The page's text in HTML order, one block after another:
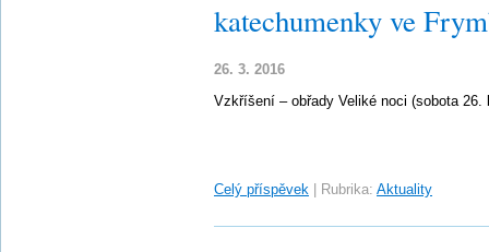
katechumenky ve
26. 3. 2016
Vzkříšení – obřady Veliké noci (sobota 26.
Celý příspěvek Rubrika: Aktuality